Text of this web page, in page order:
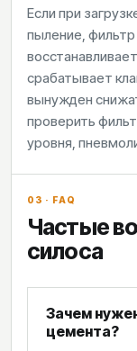
Если при
пыление,
срабатывает
вынужден
проверить
уровня,
03 · FAQ
Частые
силоса
Зачем
цемента?